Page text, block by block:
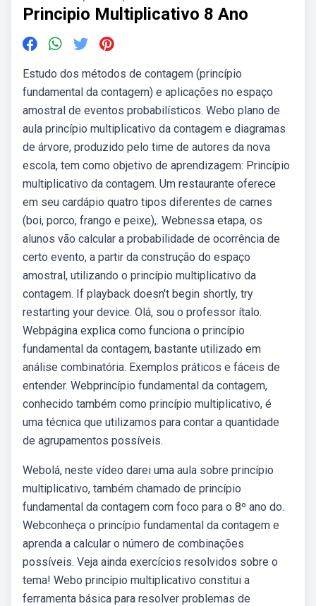
Principio Multiplicativo 8 Ano
Estudo dos métodos de contagem (princípio
fundamental da contagem) e aplicações no espaço
amostral de eventos probabilísticos. Webo plano de
aula princípio multiplicativo da contagem e diagramas
de árvore, produzido pelo time de autores da nova
escola, tem como objetivo de aprendizagem: Princípio
multiplicativo da contagem. Um restaurante oferece
em seu cardápio quatro tipos diferentes de carnes
(boi, porco, frango e peixe),. Webnessa etapa, os
alunos vão calcular a probabilidade de ocorrência de
certo evento, a partir da construção do espaço
amostral, utilizando o princípio multiplicativo da
contagem. If playback doesn't begin shortly, try
restarting your device. Olá, sou o professor ítalo.
Webpágina explica como funciona o princípio
fundamental da contagem, bastante utilizado em
análise combinatória. Exemplos práticos e fáceis de
entender. Webprincípio fundamental da contagem,
conhecido também como princípio multiplicativo, é
uma técnica que utilizamos para contar a quantidade
de agrupamentos possíveis.
Webolá, neste vídeo darei uma aula sobre princípio
multiplicativo, também chamado de princípio
fundamental da contagem com foco para o 8º ano do.
Webconheça o princípio fundamental da contagem e
aprenda a calcular o número de combinações
possíveis. Veja ainda exercícios resolvidos sobre o
tema! Webo princípio multiplicativo constitui a
ferramenta básica para resolver problemas de